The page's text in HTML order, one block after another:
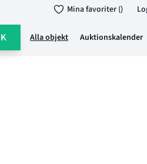
Mina favoriter ()
Alla objekt Auktionskalender